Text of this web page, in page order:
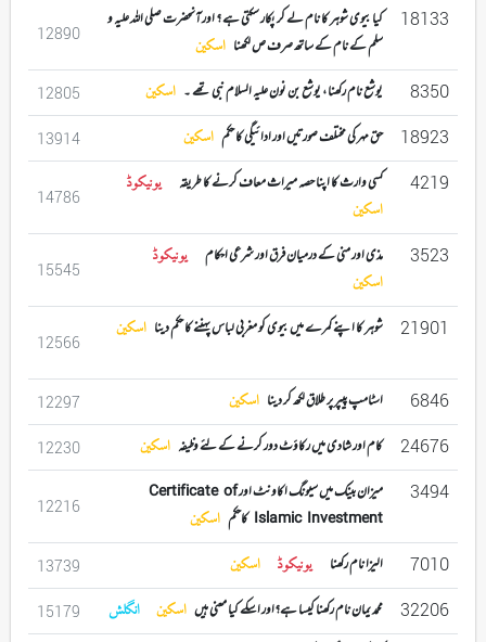
18133
کیا بیوی شوہر کا نام لے کر پکار سکتی ہے ؟ اور آنحضرت صلی اللہ علیہ و
سلم کے نام کے ساتھ صرف ص لکھنا اسکین
12890
8350 یوشع نام رکھنا ، یوشع بن نون علیہ السلام نبی تھے ۔ اسکین 12805
18923 حق مہر کی مختلف صورتیں اور ادائیگی کا حکم اسکین 13914
4219 کسی وارث کا اپنا حصہ میراث معاف کرنے کا طریقہ
یونیکوڈ
اسکین
14786
3523 مذی اور منی کے درمیان فرق اور شرعی احکام
یونیکوڈ
اسکین
15545
21901 شوہر کا اپنے کمرے میں بیوی کو مغربی لباس پہننے کا حکم دینا اسکین
12566
6846 اسٹامپ پیپر پر طلاق لکھ کر دینا اسکین 12297
24676 کام اور شادی میں رکاؤٹ دور کرنے کے لئے وظیفہ اسکین 12230
3494
میزان بینک میں سیونگ اکاونٹ اور Certificate of
Islamic Investment کاحکم
اسکین
12216
7010 الیزا نام رکھنا یونیکوڈ اسکین 13739
32206 محمد یمان نام رکھنا کیسا ہے؟اور اسکے کیا معنی ہیں اسکین انگلش 15179